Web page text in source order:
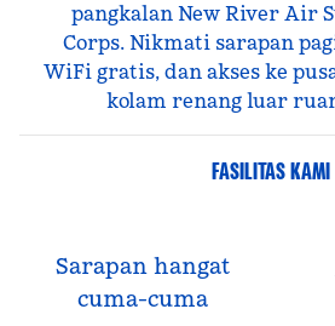
pangkalan New River Air
Corps. Nikmati sarapan
WiFi gratis, dan akses ke
kolam renang luar
FASILITAS KAMI
Sarapan hangat
cuma-cuma